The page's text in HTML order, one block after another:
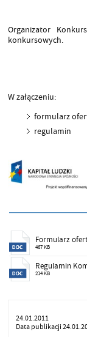
Organizator
konkursowych.
W załączeniu:
formularz
regulamin
Formularz
467 KB
Regulamin
214 KB
24.01.2011
Data publikacji